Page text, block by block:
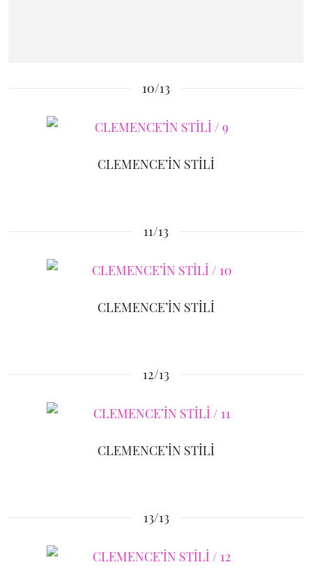
10/13
CLEMENCE’İN STİLİ
11/13
CLEMENCE’İN STİLİ
12/13
CLEMENCE’İN STİLİ
13/13